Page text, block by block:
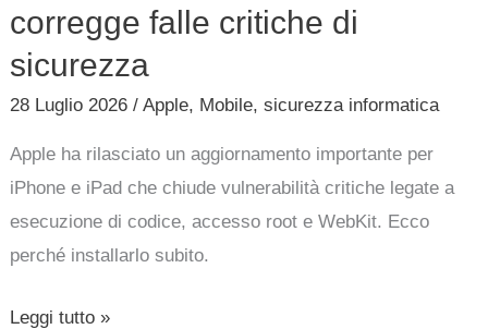
corregge falle critiche di
sicurezza
28 Luglio 2026/Apple, Mobile,sicurezza informatica
Apple ha rilasciato un aggiornamento importante per
iPhone e iPad che chiude vulnerabilità critiche legate a
esecuzione di codice, accesso root e WebKit. Ecco
perché installarlo subito.
Leggi tutto »